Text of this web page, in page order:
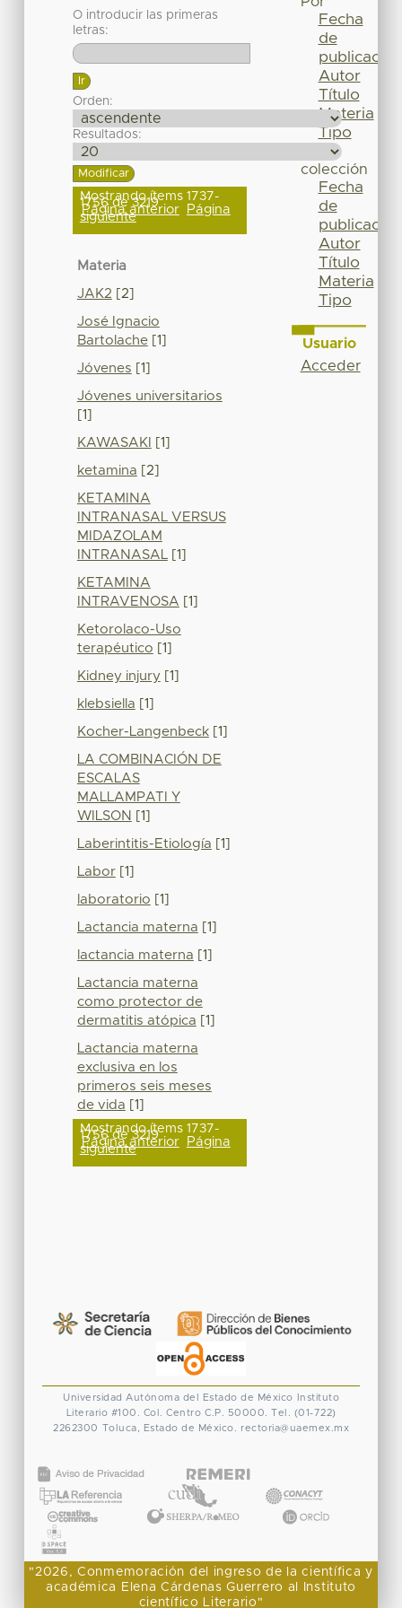
O introducir las primeras
letras:
Orden:
Resultados:
Mostrando ítems 1737-
1756 de 3219
Página anterior Página
siguiente
Materia
JAK2 [2]
José Ignacio
Bartolache[1]
Jóvenes [1]
Jóvenes universitarios
[1]
KAWASAKI [1]
ketamina [2]
KETAMINA
INTRANASAL VERSUS
MIDAZOLAM
INTRANASAL [1]
KETAMINA
INTRAVENOSA [1]
Ketorolaco-Uso
terapéutico [1]
Kidney injury[1]
klebsiella [1]
Kocher-Langenbeck[1]
LA COMBINACIÓN DE
ESCALAS
MALLAMPATI Y
WILSON [1]
Laberintitis-Etiología [1]
Labor[1]
laboratorio [1]
Lactancia materna [1]
lactancia materna [1]
Lactancia materna
como protector de
dermatitis atópica [1]
Lactancia materna
exclusiva en los
primeros seis meses
de vida [1]
Mostrando ítems 1737-
1756 de 3219
Página anterior Página
siguiente
Fecha
de
publicación
Autor
Título
Materia
Tipo
colección
Fecha
de
publicación
Autor
Título
Materia
Tipo
Usuario
Acceder
Universidad Autónoma del Estado de México
Instituto
Literario #100. Col. Centro C.P. 50000. Tel. (01-722)
2262300 Toluca, Estado de México. rectoria@uaemex.mx
"2026, Conmemoración del ingreso de la científica y
académica Elena Cárdenas Guerrero al Instituto
científico Literario"